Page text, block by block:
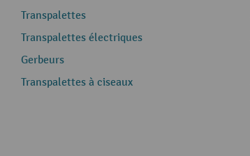
Transpalettes
Transpalettes électriques
Gerbeurs
Transpalettes à ciseaux